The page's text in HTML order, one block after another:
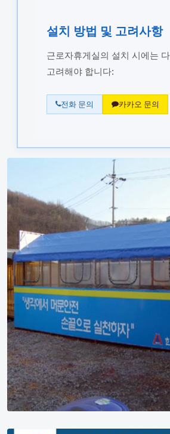
설치 방법 및 고려사항
근로자휴게실의 설치 시에는
고려해야 합니다:
전화 문의 카카오 문의